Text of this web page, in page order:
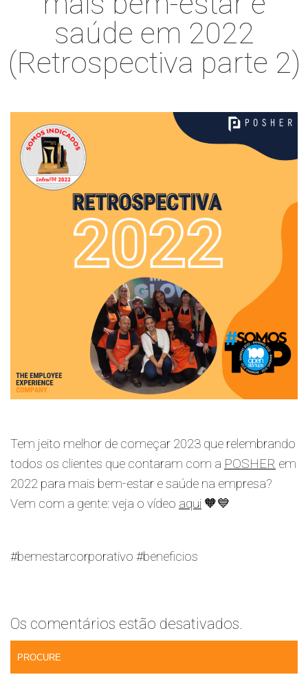
saúde em 2022
(Retrospectiva parte 2)
Tem jeito melhor de começar 2023 que relembrando
todos os clientes que contaram com a POSHER em
2022 para mais bem-estar e saúde na empresa?
Vem com a gente: veja o vídeo aqui 🧡💙
#bemestarcorporativo #beneficios
Os comentários estão desativados.